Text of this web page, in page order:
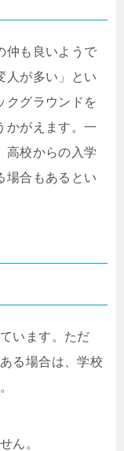
仲も良いようで
人が多い」とい
クグラウンドを
かがえます。一
高校からの入学
場合もあるとい
います。ただ
る場合は、学校
ん。